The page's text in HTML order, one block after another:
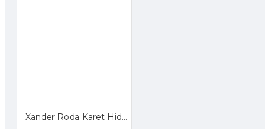
Xander Roda Karet Hidup Rem 3 inch - Roda Troli Trolley Trolly